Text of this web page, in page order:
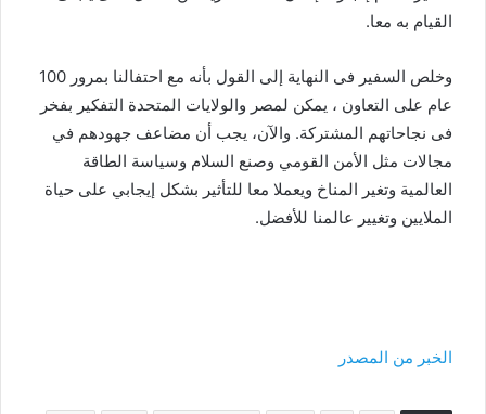
القيام به معا.
وخلص السفير فى النهاية إلى القول بأنه مع احتفالنا بمرور 100
عام على التعاون ، يمكن لمصر والولايات المتحدة التفكير بفخر
فى نجاحاتهم المشتركة. والآن، يجب أن مضاعف جهودهم في
مجالات مثل الأمن القومي وصنع السلام وسياسة الطاقة
العالمية وتغير المناخ ويعملا معا للتأثير بشكل إيجابي على حياة
الملايين وتغيير عالمنا للأفضل.
الخبر من المصدر